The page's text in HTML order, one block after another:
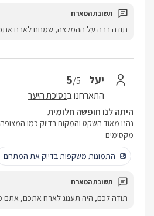
תודה רבה על ההמלצה, שמחנו לארח
יעל 5/5
התארחנו בנסיכת היער
היתה לנו חופשה חלומית
נהנו מאוד השקט והמקום בדיוק כמו
מקסימים
התמונות משקפות בדיוק את המתחם
תודה לכם, היה תענוג לארח אתכם,